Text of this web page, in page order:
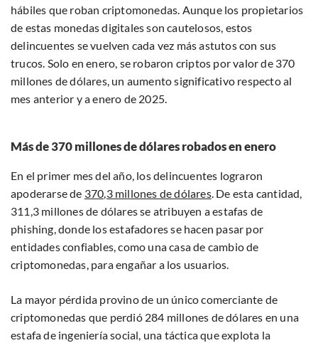
hábiles que roban criptomonedas. Aunque los propietarios
de estas monedas digitales son cautelosos, estos
delincuentes se vuelven cada vez más astutos con sus
trucos. Solo en enero, se robaron criptos por valor de 370
millones de dólares, un aumento significativo respecto al
mes anterior y a enero de 2025.
Más de 370 millones de dólares robados en enero
En el primer mes del año, los delincuentes lograron
apoderarse de 370,3 millones de dólares. De esta cantidad,
311,3 millones de dólares se atribuyen a estafas de
phishing, donde los estafadores se hacen pasar por
entidades confiables, como una casa de cambio de
criptomonedas, para engañar a los usuarios.
La mayor pérdida provino de un único comerciante de
criptomonedas que perdió 284 millones de dólares en una
estafa de ingeniería social, una táctica que explota la